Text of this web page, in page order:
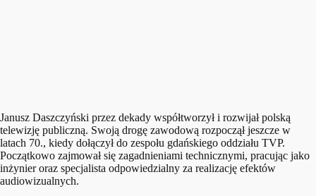
Janusz Daszczyński przez dekady współtworzył i rozwijał polską
telewizję publiczną. Swoją drogę zawodową rozpoczął jeszcze w
latach 70., kiedy dołączył do zespołu gdańskiego oddziału TVP.
Początkowo zajmował się zagadnieniami technicznymi, pracując jako
inżynier oraz specjalista odpowiedzialny za realizację efektów
audiowizualnych.